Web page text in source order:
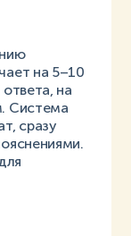
на 5–10
на
Система
сразу